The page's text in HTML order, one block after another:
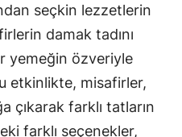
seçkin lezzetlerin
damak tadını
yemeğin özveriyle
etkinlikte, misafirler,
çıkarak farklı tatların
farklı seçenekler,